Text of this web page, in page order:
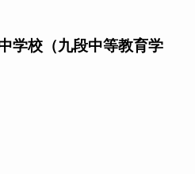
学校（九段中等教育学